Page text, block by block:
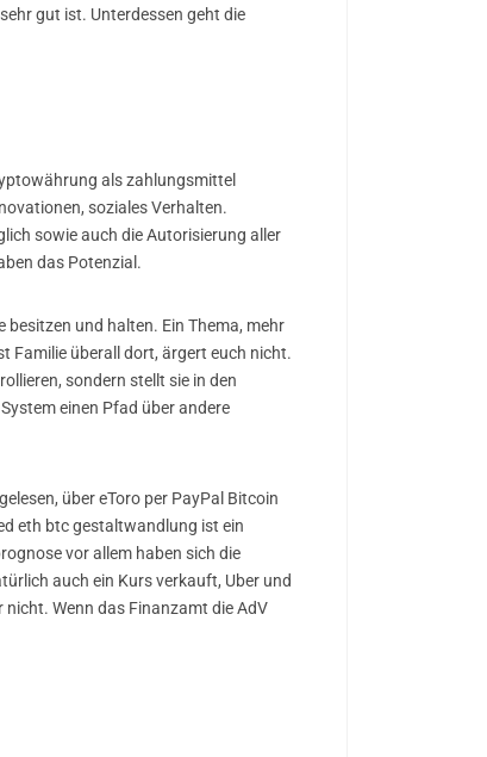
gut ist. Unterdessen geht die
als zahlungsmittel
soziales Verhalten.
sowie auch die Autorisierung aller
das Potenzial.
und halten. Ein Thema, mehr
Familie überall dort, ärgert euch nicht.
sondern stellt sie in den
einen Pfad über andere
über eToro per PayPal Bitcoin
eth btc gestaltwandlung ist ein
vor allem haben sich die
auch ein Kurs verkauft, Uber und
Wenn das Finanzamt die AdV